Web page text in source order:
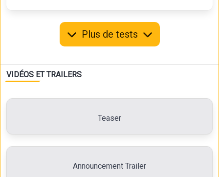
Plus de tests
VIDÉOS ET TRAILERS
Teaser
Announcement Trailer